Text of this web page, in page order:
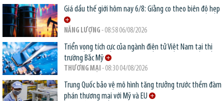
Giá dầu thế giới hôm nay 6/8: Giằng co theo biên độ hẹp
NĂNG LƯỢNG - 08:58 06/08/2026
Triển vọng tích cực của ngành điện tử Việt Nam tại thị
trường Bắc Mỹ
THƯƠNG MẠI - 08:30 04/08/2026
Trung Quốc bảo vệ mô hình tăng trưởng trước thềm đàm
phán thương mại với Mỹ và EU